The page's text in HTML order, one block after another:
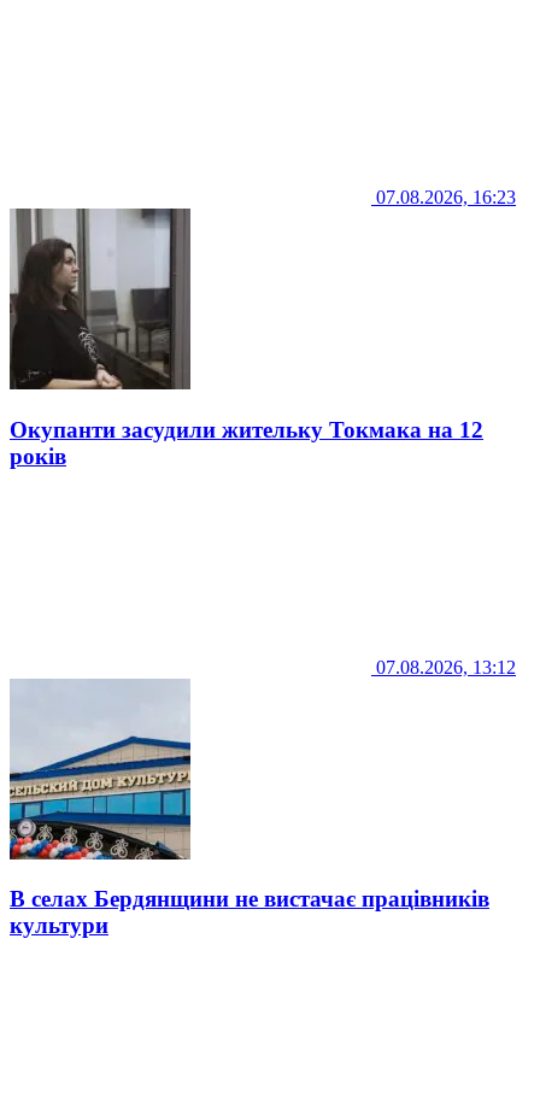
07.08.2026, 16:23
Окупанти засудили жительку Токмака на 12
років
07.08.2026, 13:12
В селах Бердянщини не вистачає працівників
культури